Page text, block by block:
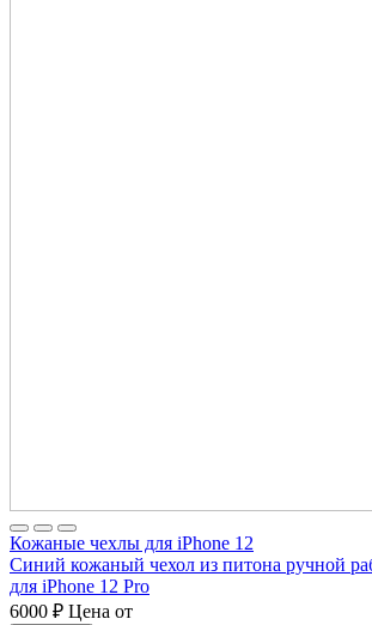
Кожаные чехлы для iPhone 12
Синий кожаный чехол из питона ручной
для iPhone 12 Pro
6000 ₽ Цена от